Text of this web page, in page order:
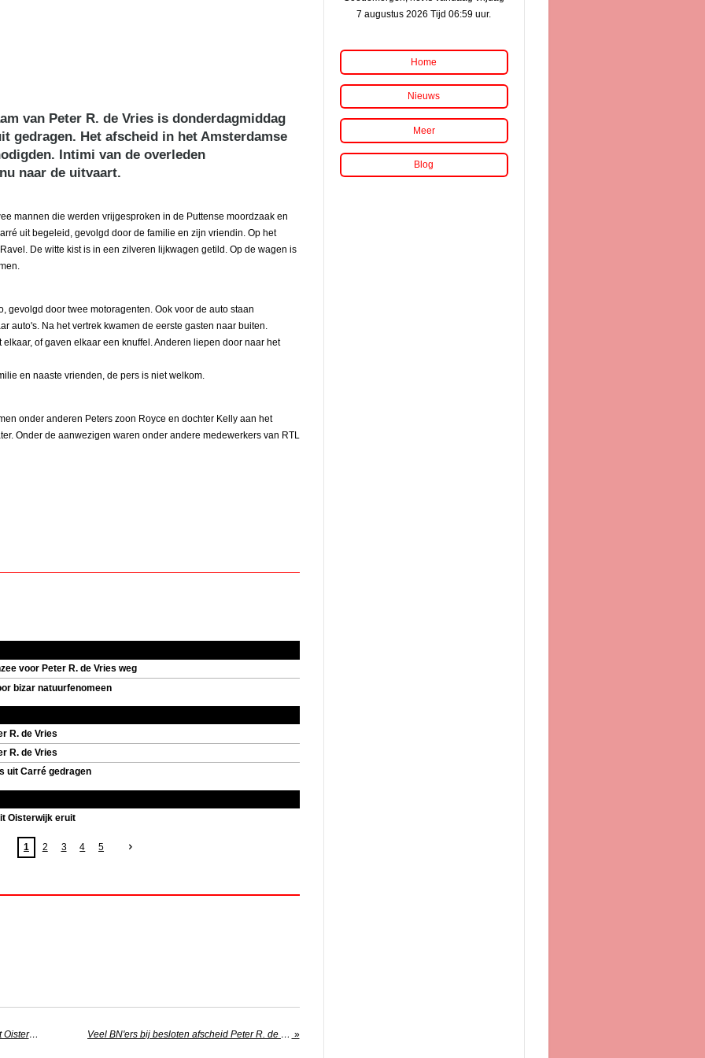
van Peter R. de Vries is donderdagmiddag
gedragen. Het afscheid in het Amsterdamse
Intimi van de overleden
naar de uitvaart.
mannen die werden vrijgesproken in de Puttense moordzaak en
uit begeleid, gevolgd door de familie en zijn vriendin. Op het
De witte kist is in een zilveren lijkwagen getild. Op de wagen is
gevolgd door twee motoragenten. Ook voor de auto staan
auto's. Na het vertrek kwamen de eerste gasten naar buiten.
of gaven elkaar een knuffel. Anderen liepen door naar het
en naaste vrienden, de pers is niet welkom.
onder anderen Peters zoon Royce en dochter Kelly aan het
Onder de aanwezigen waren onder andere medewerkers van RTL
voor Peter R. de Vries weg
bizar natuurfenomeen
R. de Vries
R. de Vries
uit Carré gedragen
Oisterwijk eruit
1 2 3 4 5
Zo zag de ruimtereis van Oliver (18) uit Oisterwijk eruit Veel BN'ers bij besloten afscheid Peter R. de Vries »
7 augustus 2026 Tijd 06:59 uur.
Home
Nieuws
Meer
Blog